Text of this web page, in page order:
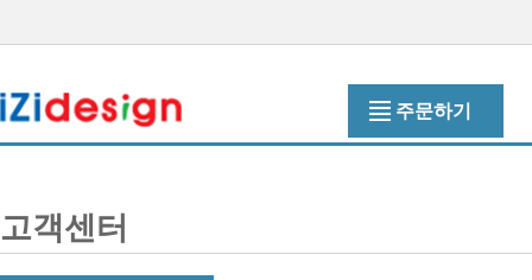
주문하기
고객센터